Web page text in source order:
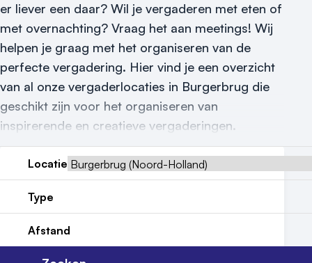
Nieuws
Reviews (5⭐️)
Contact
er liever een daar? Wil je vergaderen met eten of
met overnachting? Vraag het aan meetings! Wij
helpen je graag met het organiseren van de
perfecte vergadering. Hier vind je een overzicht
van al onze vergaderlocaties in Burgerbrug die
geschikt zijn voor het organiseren van
inspirerende en creatieve vergaderingen.
Locatie
Type
Afstand